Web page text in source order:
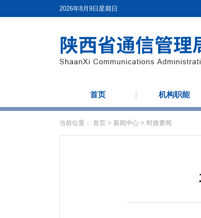
2026年8月9日星期日
首页 机构职能
当前位置： 首页 > 新闻中心 > 时政要闻